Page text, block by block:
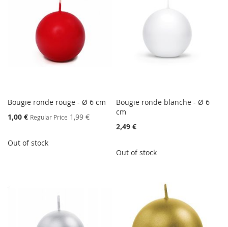
Bougie ronde rouge - Ø 6 cm
Special
Price
1,00 € Regular Price 1,99 €
Out of stock
Bougie ronde blanche - Ø 6
cm
2,49 €
Out of stock